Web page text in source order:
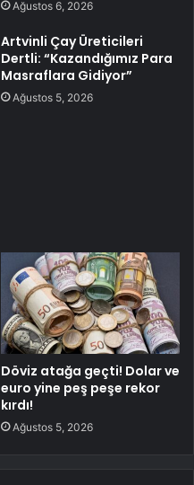
Ağustos 6, 2026
Artvinli Çay Üreticileri
Dertli: “Kazandığımız Para
Masraflara Gidiyor”
Ağustos 5, 2026
Döviz atağa geçti! Dolar ve
euro yine peş peşe rekor
kırdı!
Ağustos 5, 2026